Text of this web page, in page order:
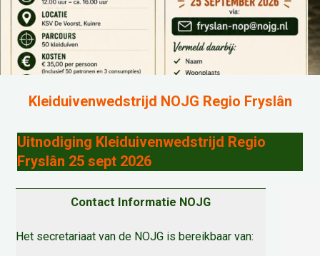
Kleiduivenwedstrijd NOJG Regio Fryslân
Uitnodiging Kleiduivenwedstrijd Regio
Fryslân 25 sept 2026
Contact Informatie NOJG
Het secretariaat van de NOJG is bereikbaar van: